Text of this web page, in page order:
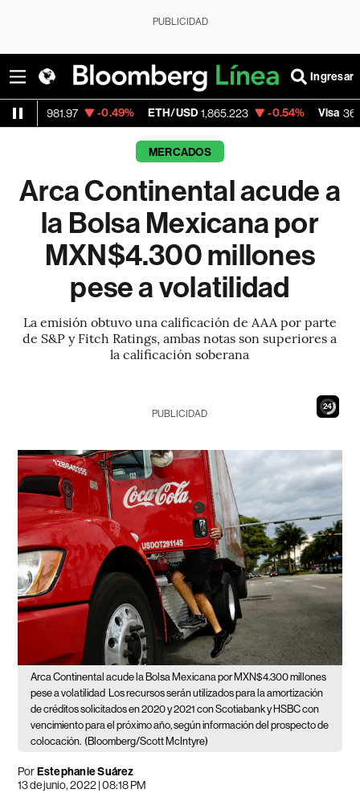
PUBLICIDAD
Ingresar
-0.49% ETH/USD 1,865.223 -0.54% Visa 369.59
MERCADOS
Arca Continental acude a
la Bolsa Mexicana por
MXN$4.300 millones
pese a volatilidad
La emisión obtuvo una calificación de AAA por parte
de S&P y Fitch Ratings, ambas notas son superiores a
la calificación soberana
23
PUBLICIDAD
Arca Continental acude la Bolsa Mexicana por MXN$4.300 millones
pese a volatilidad Los recursos serán utilizados para la amortización
de créditos solicitados en 2020 y 2021 con Scotiabank y HSBC con
vencimiento para el próximo año, según información del prospecto de
colocación. (Bloomberg/Scott McIntyre)
PorEstephanie Suárez
13 de junio, 2022 | 08:18 PM